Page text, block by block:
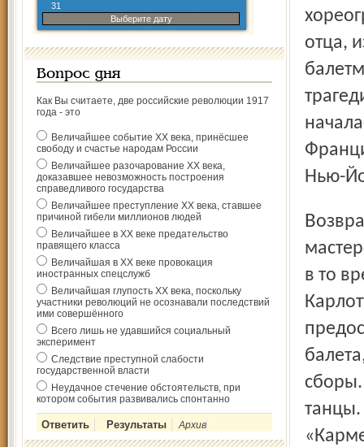
31
Выберите дату
Вопрос дня
Как Вы считаете, две российские революции 1917
года - это
Величайшее событие ХХ века, принёсшее
свободу и счастье народам России
Величайшее разочарование ХХ века,
доказавшее невозможность построения
справедливого государства
Величайшее преступление ХХ века, ставшее
причиной гибели миллионов людей
Величайшее в ХХ веке предательство
правящего класса
Величайшая в ХХ веке провокация
иностранных спецслужб
Величайшая глупость ХХ века, поскольку
участники революций не осознавали последствий
ими совершённого
Всего лишь не удавшийся социальный
эксперимент
Следствие преступной слабости
государственной власти
Неудачное стечение обстоятельств, при
котором события развивались спонтанно
Архив
отца,
Нью-
Возвратившись в Париж, Петипа совершенствует своё
в то
сборы.
танцы.